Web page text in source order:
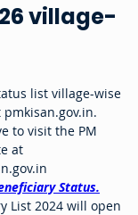
village-
to visit the PM
at
Status.
List 2024 will open